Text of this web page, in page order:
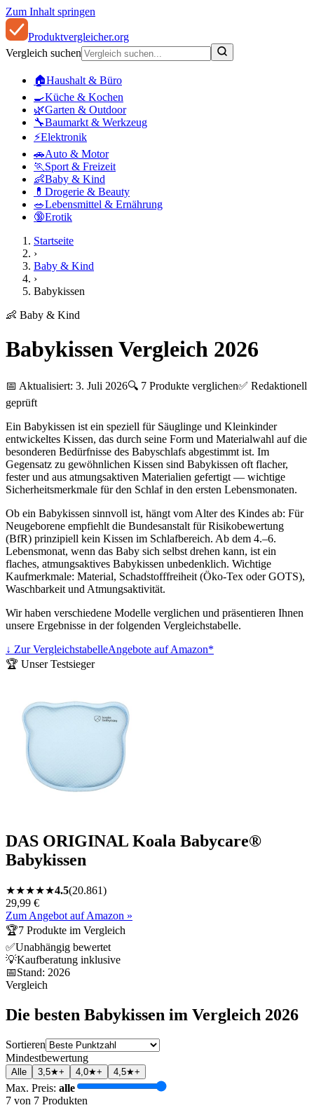
Zum Inhalt springen
Produktvergleicher.org
Vergleich suchen
🏠Haushalt & Büro
🍳Küche & Kochen
🌿Garten & Outdoor
🔧Baumarkt & Werkzeug
⚡Elektronik
🚗Auto & Motor
🏃 Sport & Freizeit
👶Baby & Kind
💊 Drogerie & Beauty
🥗Lebensmittel & Ernährung
🔞Erotik
Startseite
›
Baby & Kind
›
Babykissen
👶 Baby & Kind
Babykissen Vergleich 2026
📅 Aktualisiert: 3. Juli 2026🔍 7 Produkte verglichen✅ Redaktionell
geprüft
Ein Babykissen ist ein speziell für Säuglinge und Kleinkinder
entwickeltes Kissen, das durch seine Form und Materialwahl auf die
besonderen Bedürfnisse des Babyschlafs abgestimmt ist. Im
Gegensatz zu gewöhnlichen Kissen sind Babykissen oft flacher,
fester und aus atmungsaktiven Materialien gefertigt — wichtige
Sicherheitsmerkmale für den Schlaf in den ersten Lebensmonaten.
Ob ein Babykissen sinnvoll ist, hängt vom Alter des Kindes ab: Für
Neugeborene empfiehlt die Bundesanstalt für Risikobewertung
(BfR) prinzipiell kein Kissen im Schlafbereich. Ab dem 4.–6.
Lebensmonat, wenn das Baby sich selbst drehen kann, ist ein
flaches, atmungsaktives Babykissen unbedenklich. Wichtige
Kaufmerkmale: Material, Schadstofffreiheit (Öko-Tex oder GOTS),
Waschbarkeit und Atmungsaktivität.
Wir haben verschiedene Modelle verglichen und präsentieren Ihnen
unsere Ergebnisse in der folgenden Vergleichstabelle.
↓ Zur VergleichstabelleAngebote auf Amazon*
🏆 Unser Testsieger
DAS ORIGINAL Koala Babycare®
Babykissen
★★★★★4.5(20.861)
29,99 €
Zum Angebot auf Amazon »
🏆7 Produkte im Vergleich
✅Unabhängig bewertet
💡Kaufberatung inklusive
📅Stand: 2026
Vergleich
Die besten Babykissen im Vergleich 2026
Sortieren
Mindestbewertung
Alle 3,5★+ 4,0★+ 4,5★+
Max. Preis: alle
7 von 7 Produkten